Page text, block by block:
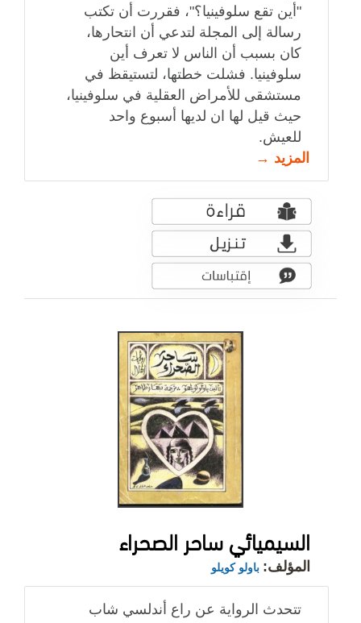
"أين تقع سلوفينيا؟"، فقررت أن تكتب
رسالة إلى المجلة لتدعي أن انتحارها،
كان بسبب أن الناس لا تعرف أين
سلوفينيا. فشلت خطتها، لتستيقظ في
مستشقى للأمراض العقلية في سلوفينيا،
حيث قيل لها ان لديها أسبوع واحد
للعيش.
المزيد →
السيميائي ساحر الصحراء
المؤلف: باولو كويلو
تتحدث الرواية عن راع أندلسي شاب